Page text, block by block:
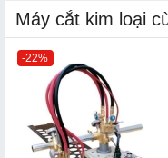
Máy cắt kim loại
-22%